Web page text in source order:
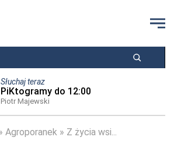
Słuchaj teraz
PiKtogramy do 12:00
Piotr Majewski
Agroporanek Z życia wsi...